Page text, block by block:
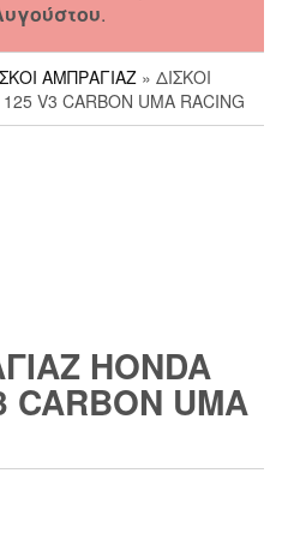
.
ΑΜΠΡΑΓΙΑΖ » ΔΙΣΚΟΙ
V3 CARBON UMA RACING
HONDA
CARBON UMA